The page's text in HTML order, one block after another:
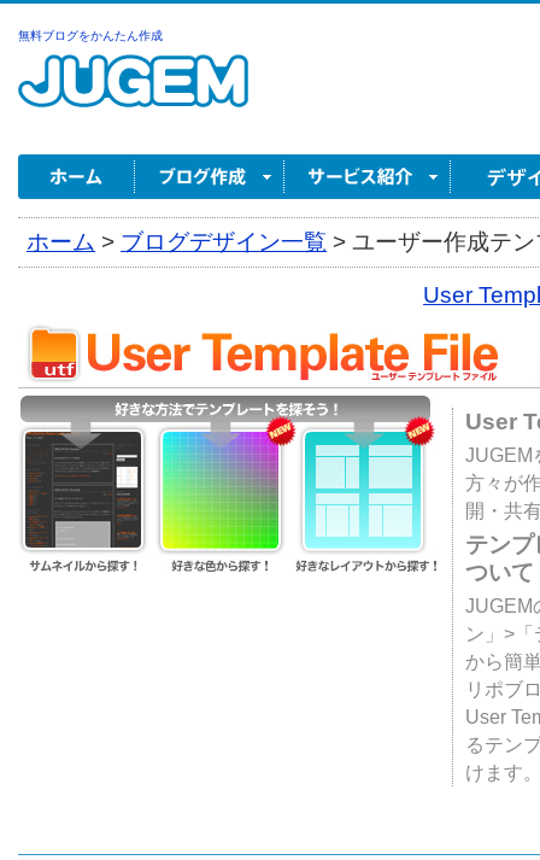
無料ブログをかんたん作成
ホーム > ブログデザイン一覧 > ユーザー作成テ
User
User
JUGEM
方々が
開・共
テン
ついて
JUGEM
ン」>
から簡
リポブ
User
るテン
けます